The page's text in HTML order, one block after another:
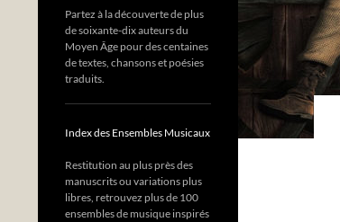
Partez à la découverte de plus
de soixante-dix auteurs du
Moyen Âge pour des centaines
de textes, chansons et poésies
traduits.
Index des Ensembles Musicaux
Restitution au plus près des
manuscrits ou variations plus
libres, retrouvez plus de 100
ensembles de musique inspirés